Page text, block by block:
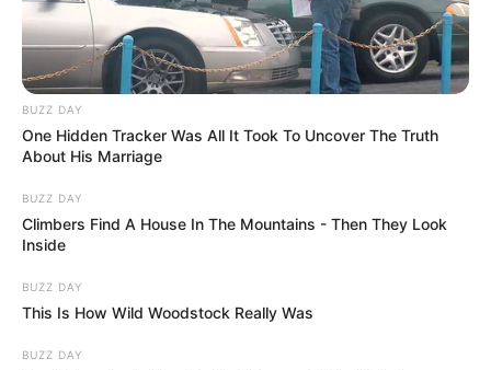
BUZZ DAY
One Hidden Tracker Was All It Took To Uncover The Truth
About His Marriage
BUZZ DAY
Climbers Find A House In The Mountains - Then They Look
Inside
BUZZ DAY
This Is How Wild Woodstock Really Was
BUZZ DAY